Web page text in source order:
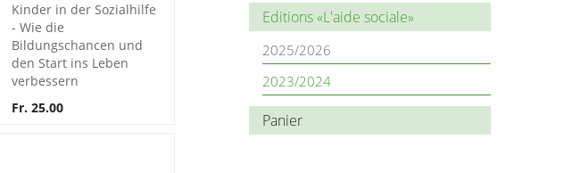
Kinder in der Sozialhilfe
- Wie die
Bildungschancen und
den Start ins Leben
verbessern
Fr. 25.00
Editions «L'aide sociale»
2025/2026
2023/2024
Panier